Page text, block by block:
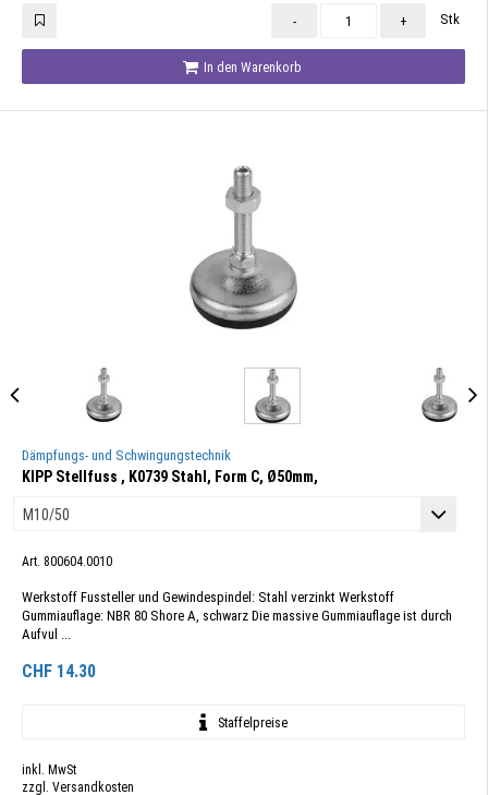
- + Stk
In den Warenkorb
Dämpfungs- und Schwingungstechnik
KIPP Stellfuss , K0739 Stahl, Form C, Ø50mm,
Art. 800604.0010
Werkstoff Fussteller und Gewindespindel: Stahl verzinkt Werkstoff
Gummiauflage: NBR 80 Shore A, schwarz Die massive Gummiauflage ist durch
Aufvul ...
CHF 14.30
Staffelpreise
inkl. MwSt
zzgl. Versandkosten